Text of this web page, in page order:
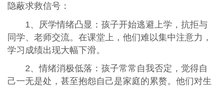
隐蔽求救信号：
1、厌学情绪凸显：孩子开始逃避上学，抗拒与
同学、老师交流。在课堂上，他们难以集中注意力，
学习成绩出现大幅下滑。
2、情绪消极低落：孩子常常自我否定，觉得自
己一无是处，甚至抱怨自己是家庭的累赘。他们对生